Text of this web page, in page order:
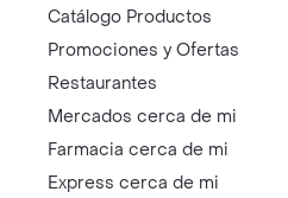
Catálogo Productos
Promociones y Ofertas
Restaurantes
Mercados cerca de mi
Farmacia cerca de mi
Express cerca de mi